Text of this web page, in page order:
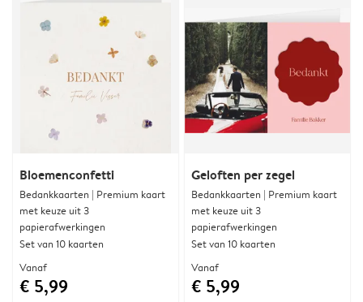
Bloemenconfetti
Bedankkaarten | Premium kaart
met keuze uit 3
papierafwerkingen
Set van 10 kaarten
Vanaf
€ 5,99
Geloften per zegel
Bedankkaarten | Premium kaart
met keuze uit 3
papierafwerkingen
Set van 10 kaarten
Vanaf
€ 5,99